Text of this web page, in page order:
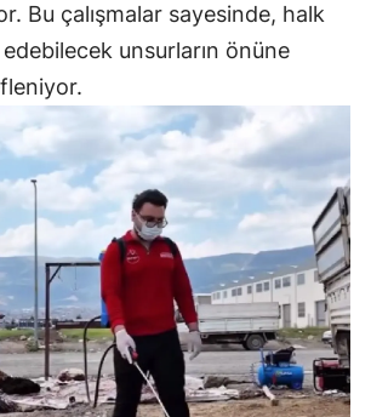
Bu çalışmalar sayesinde, halk
edebilecek unsurların önüne